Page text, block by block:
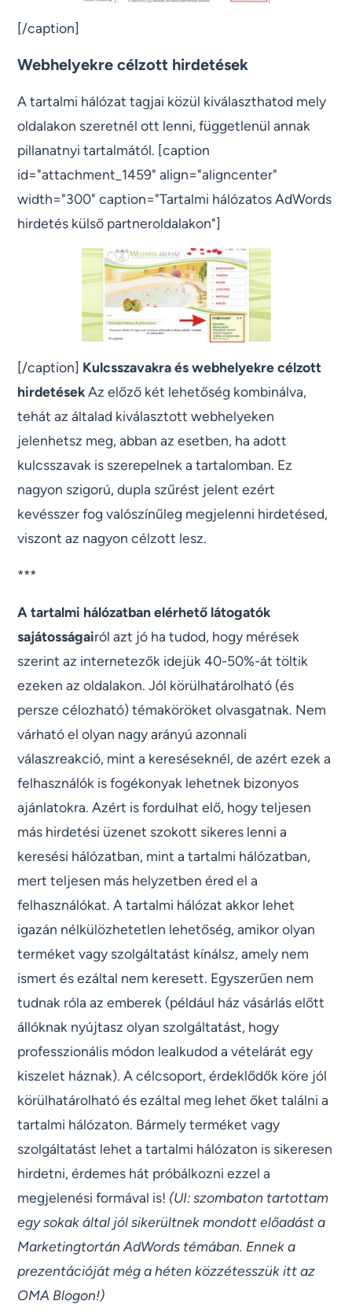
[/caption]
Webhelyekre célzott hirdetések
A tartalmi hálózat tagjai közül kiválaszthatod mely
oldalakon szeretnél ott lenni, függetlenül annak
pillanatnyi tartalmától. [caption
id="attachment_1459" align="aligncenter"
width="300" caption="Tartalmi hálózatos AdWords
hirdetés külső partneroldalakon"]
[/caption] Kulcsszavakra és webhelyekre célzott
hirdetésekAz előző két lehetőség kombinálva,
tehát az általad kiválasztott webhelyeken
jelenhetsz meg, abban az esetben, ha adott
kulcsszavak is szerepelnek a tartalomban. Ez
nagyon szigorú, dupla szűrést jelent ezért
kevésszer fog valószínűleg megjelenni hirdetésed,
viszont az nagyon célzott lesz.
***
A tartalmi hálózatban elérhető látogatók
sajátosságairól azt jó ha tudod, hogy mérések
szerint az internetezők idejük 40-50%-át töltik
ezeken az oldalakon. Jól körülhatárolható (és
persze célozható) témaköröket olvasgatnak. Nem
várható el olyan nagy arányú azonnali
válaszreakció, mint a kereséseknél, de azért ezek a
felhasználók is fogékonyak lehetnek bizonyos
ajánlatokra. Azért is fordulhat elő, hogy teljesen
más hirdetési üzenet szokott sikeres lenni a
keresési hálózatban, mint a tartalmi hálózatban,
mert teljesen más helyzetben éred el a
felhasználókat. A tartalmi hálózat akkor lehet
igazán nélkülözhetetlen lehetőség, amikor olyan
terméket vagy szolgáltatást kínálsz, amely nem
ismert és ezáltal nem keresett. Egyszerűen nem
tudnak róla az emberek (például ház vásárlás előtt
állóknak nyújtasz olyan szolgáltatást, hogy
professzionális módon lealkudod a vételárát egy
kiszelet háznak). A célcsoport, érdeklődők köre jól
körülhatárolható és ezáltal meg lehet őket találni a
tartalmi hálózaton. Bármely terméket vagy
szolgáltatást lehet a tartalmi hálózaton is sikeresen
hirdetni, érdemes hát próbálkozni ezzel a
megjelenési formával is! (UI: szombaton tartottam
egy sokak által jól sikerültnek mondott előadást a
Marketingtortán AdWords témában. Ennek a
prezentációját még a héten közzétesszük itt az
OMA Blogon!)